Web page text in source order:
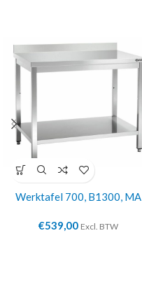
Werktafel 700, B1300, MA
€539,00 Excl. BTW